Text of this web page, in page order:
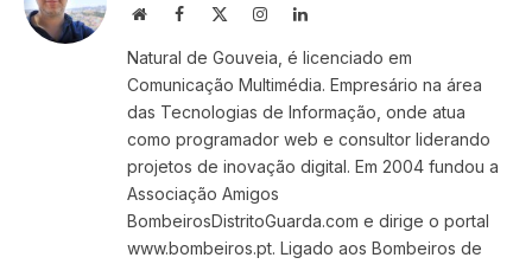
WebsiteFacebook InstagramLinkedIn
Natural de Gouveia, é licenciado em
Comunicação Multimédia. Empresário na área
das Tecnologias de Informação, onde atua
como programador web e consultor liderando
projetos de inovação digital. Em 2004 fundou a
Associação Amigos
BombeirosDistritoGuarda.com e dirige o portal
www.bombeiros.pt. Ligado aos Bombeiros de